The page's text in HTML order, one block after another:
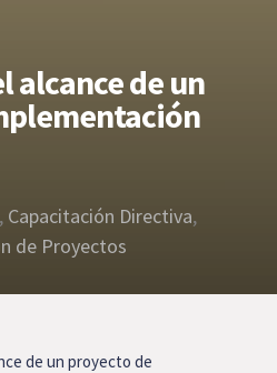
alcance de un
, Capacitación Directiva,
de Proyectos
de un proyecto de